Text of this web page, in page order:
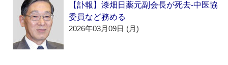
【訃報】漆畑日薬元副会長が死去‐中医協
委員など務める
2026年03月09日 (月)